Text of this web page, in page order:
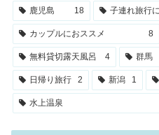
鹿児島 18 子連れ旅行
カップルにおススメ 8
無料貸切露天風呂 4 群馬
日帰り旅行 2 新潟 1
水上温泉